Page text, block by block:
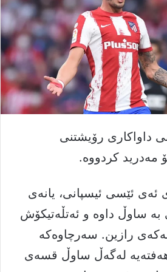
داواکاری رۆیشتنی
مەدرید کردووە.
ئەی ئێسی ئیسپانی، یانەی
بە ساوڵ داوە و ئەتڵەتیکۆش
رازین. سەرچاوەکە
لەگەڵ ساوڵ قسەی